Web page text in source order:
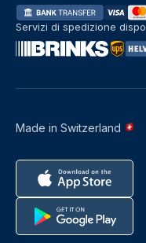
Made in Switzerland
Servizi di spedizione